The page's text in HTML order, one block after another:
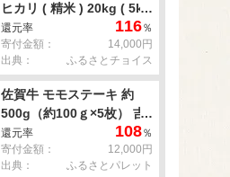
ヒカリ ( 精米 ) 20kg ( 5kg
× 4袋 )
還元率 116％
寄付金額：
14,000円
出典：
ふるさとチョイス
佐賀牛 モモステーキ 約
500g（約100ｇ×5枚） 吉
野ヶ里町 [FDB057]
還元率 108％
寄付金額：
12,000円
出典：
ふるさとパレット